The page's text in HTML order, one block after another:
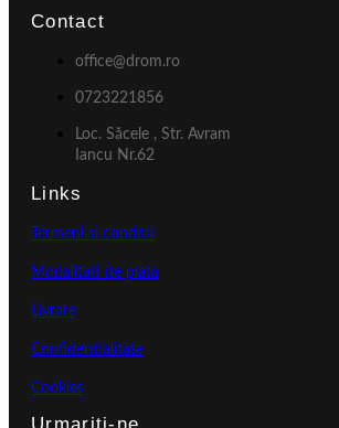
Contact
office@drom.ro
0723221856
Loc. Săcele , Str. Avram
Iancu Nr.62
Links
Termeni si conditii
Modalitati de plata
Livrare
Confidentialitate
Cookies
Urmariti-ne